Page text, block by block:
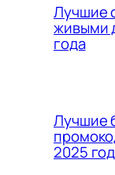
Лучшие
живыми
года
Лучшие
2025